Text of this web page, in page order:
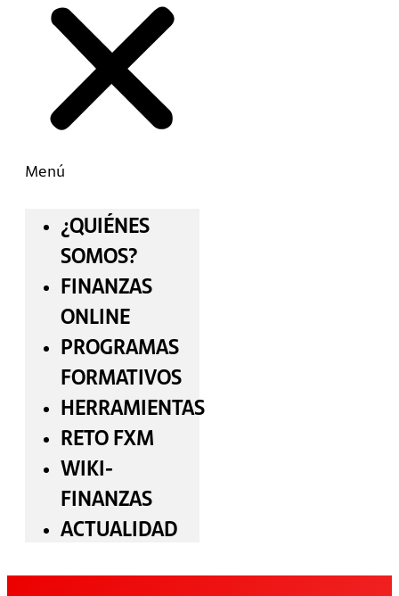
Menú
¿QUIÉNES
SOMOS?
FINANZAS
ONLINE
PROGRAMAS
FORMATIVOS
HERRAMIENTAS
RETO FXM
WIKI-
FINANZAS
ACTUALIDAD